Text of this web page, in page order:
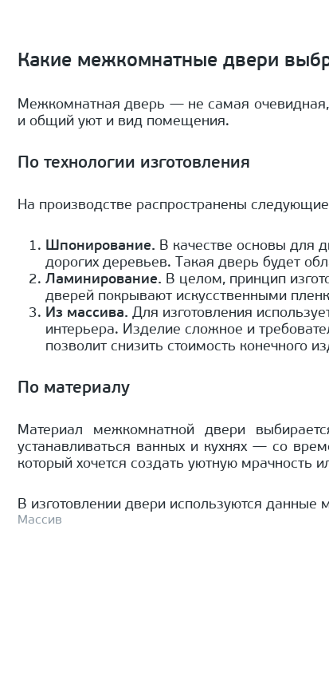
Какие межкомнатные двери
Межкомнатная дверь — не самая очевидная,
и общий уют и вид помещения.
По технологии изготовления
На производстве распространены следующие
Шпонирование. В качестве основы для
дорогих деревьев. Такая дверь будет
Ламинирование. В целом, принцип
дверей покрывают искусственными
Из массива. Для изготовления
интерьера. Изделие сложное и
позволит снизить стоимость конечного
По материалу
Материал межкомнатной двери
устанавливаться ванных и кухнях — со
который хочется создать уютную мрачность
В изготовлении двери используются данные
Массив